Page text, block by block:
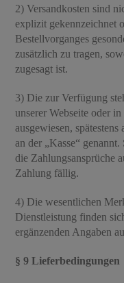
2) Versandkosten sind
explizit gekennzeichnet
Bestellvorganges
zusätzlich zu tragen,
zugesagt ist.
3) Die zur Verfügung
unserer Webseite oder
ausgewiesen,
an der „Kasse“
die Zahlungsansprüche
Zahlung fällig.
4) Die wesentlichen
Dienstleistung finden
ergänzenden Angaben
§ 9 Lieferbedingungen